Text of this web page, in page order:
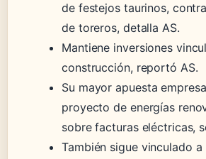
de festejos taurinos,
de toreros, detalla AS.
Mantiene inversiones
construcción, reportó AS.
Su mayor apuesta
proyecto de energías
sobre facturas eléctricas,
También sigue vinculado